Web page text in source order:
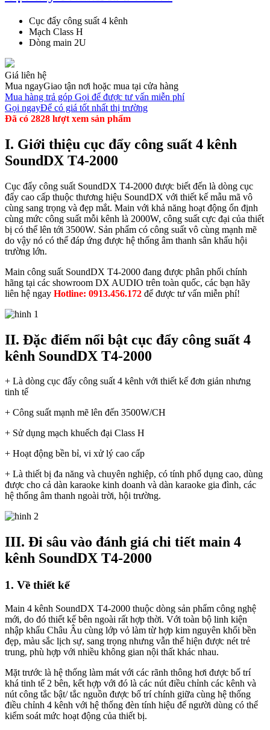
Cục đẩy công suất 4 kênh
Mạch Class H
Dòng main 2U
Giá liên hệ
Mua ngayGiao tận nơi hoặc mua tại cửa hàng
Mua hàng trả góp Gọi để được tư vấn miễn phí
Gọi ngayĐể có giá tốt nhất thị trường
Đã có 2828 lượt xem sản phẩm
I. Giới thiệu cục đẩy công suất 4 kênh
SoundDX T4-2000
Cục đẩy công suất SoundDX T4-2000 được biết đến là dòng cục
đẩy cao cấp thuộc thương hiệu SoundDX với thiết kế mẫu mã vô
cùng sang trọng và đẹp mắt. Main với khả năng hoạt động ổn định
cùng mức công suất mỗi kênh là 2000W, công suất cực đại của thiết
bị có thể lên tới 3500W. Sản phẩm có công suất vô cùng mạnh mẽ
do vậy nó có thể đáp ứng được hệ thống âm thanh sân khấu hội
trường lớn.
Main công suất SoundDX T4-2000 đang được phân phối chính
hãng tại các showroom DX AUDIO trên toàn quốc, các bạn hãy
liên hệ ngay Hotline: 0913.456.172 để được tư vấn miễn phí!
II. Đặc điểm nổi bật cục đẩy công suất 4
kênh SoundDX T4-2000
+ Là dòng cục đẩy công suất 4 kênh với thiết kế đơn giản nhưng
tinh tế
+ Công suất mạnh mẽ lên đến 3500W/CH
+ Sử dụng mạch khuếch đại Class H
+ Hoạt động bền bỉ, vi xử lý cao cấp
+ Là thiết bị đa năng và chuyên nghiệp, có tính phổ dụng cao, dùng
được cho cả dàn karaoke kinh doanh và dàn karaoke gia đình, các
hệ thống âm thanh ngoài trời, hội trường.
III. Đi sâu vào đánh giá chi tiết main 4
kênh SoundDX T4-2000
1. Về thiết kế
Main 4 kênh SoundDX T4-2000 thuộc dòng sản phẩm công nghệ
mới, do đó thiết kế bên ngoài rất hợp thời. Với toàn bộ linh kiện
nhập khẩu Châu Âu cùng lớp vỏ làm từ hợp kim nguyên khối bền
đẹp, màu sắc lịch sự, sang trọng nhưng vẫn thể hiện được nét trẻ
trung, phù hợp với nhiều không gian nội thất khác nhau.
Mặt trước là hệ thống làm mát với các rãnh thông hơi được bố trí
khá tinh tế 2 bên, kết hợp với đó là các nút điều chỉnh các kênh và
nút công tắc bật/ tắc nguồn được bố trí chính giữa cùng hệ thống
điều chỉnh 4 kênh với hệ thống đèn tính hiệu để người dùng có thể
kiểm soát mức hoạt động của thiết bị.